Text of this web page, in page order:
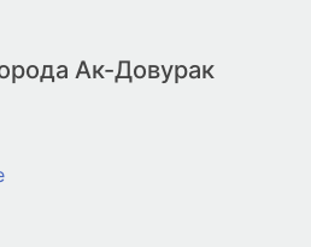
Ак-Довурак